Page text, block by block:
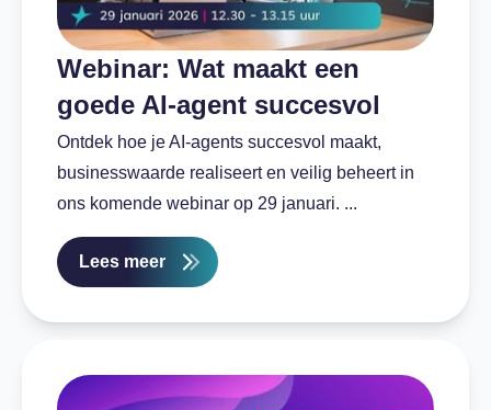
Webinar: Wat maakt een
goede AI-agent succesvol
Ontdek hoe je AI-agents succesvol maakt,
businesswaarde realiseert en veilig beheert in
ons komende webinar op 29 januari. ...
Lees meer